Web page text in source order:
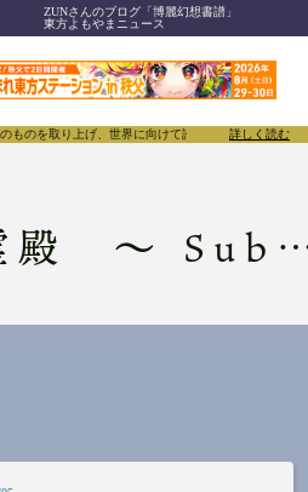
ZUNさんのブログ「博麗幻想書譜」
東方よもやまニュース
取り上げ、世界に向けて誇らしく発信すること
詳しく読む
Animism.